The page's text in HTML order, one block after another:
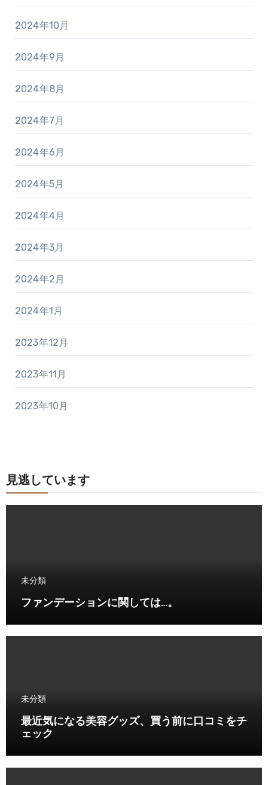
2024年10月
2024年9月
2024年8月
2024年7月
2024年6月
2024年5月
2024年4月
2024年3月
2024年2月
2024年1月
2023年12月
2023年11月
2023年10月
見逃しています
未分類
ファンデーションに関しては…。
未分類
最近気になる美容グッズ、買う前に口コミをチ
ェック